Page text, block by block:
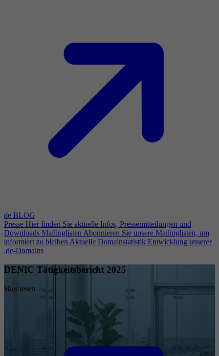
de BLOG
Presse Hier finden Sie aktuelle Infos, Pressemitteilungen und
Downloads Mailinglisten Abonnieren Sie unsere Mailinglisten, um
informiert zu bleiben Aktuelle Domainstatistik Entwicklung unserer
.de-Domains
DENIC Tätigkeitsbericht 2025
Hier lesen